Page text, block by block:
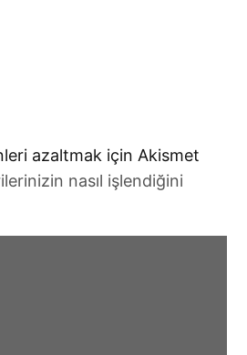
azaltmak için Akismet
nasıl işlendiğini